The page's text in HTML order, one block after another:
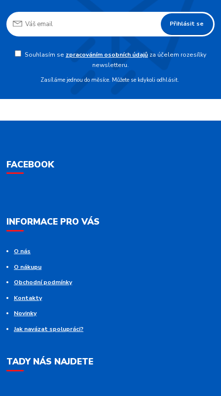
Přihlásit se
Souhlasím se zpracováním osobních údajůza účelem rozesílky
newsletteru.
Zasíláme jednou do měsíce. Můžete se kdykoli odhlásit.
FACEBOOK
INFORMACE PRO VÁS
O nás
O nákupu
Obchodní podmínky
Kontakty
Novinky
Jak navázat spolupráci?
TADY NÁS NAJDETE